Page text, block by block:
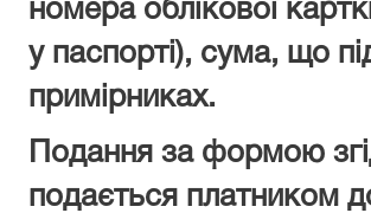
номера облікової
у паспорті), сума, що
примірниках.
Подання за формою
подається платником